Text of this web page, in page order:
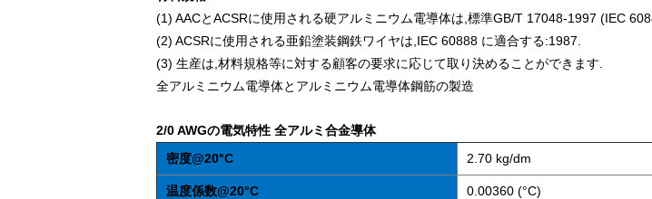
(1) AACとACSRに使用される硬アルミニウム電導体は,標準GB/T 17048-1997 (IEC
(2) ACSRに使用される亜鉛塗装鋼鉄ワイヤは,IEC 60888 に適合する:1987.
(3) 生産は,材料規格等に対する顧客の要求に応じて取り決めることができます.
全アルミニウム電導体とアルミニウム電導体鋼筋の製造
2/0 AWGの電気特性 全アルミ合金導体
密度@20°C
2.70 kg/dm
温度係数@20°C 0.00360 (°C)